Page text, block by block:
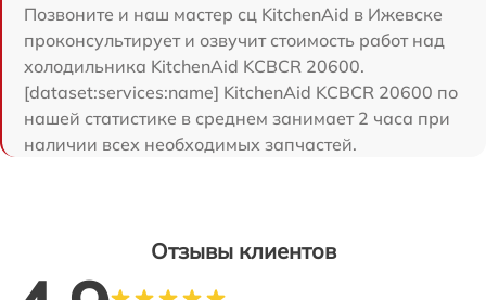
Позвоните и наш мастер сц KitchenAid в Ижевске
проконсультирует и озвучит стоимость работ над
холодильника KitchenAid KCBCR 20600.
[dataset:services:name] KitchenAid KCBCR 20600 по
нашей статистике в среднем занимает 2 часа при
наличии всех необходимых запчастей.
Отзывы клиентов